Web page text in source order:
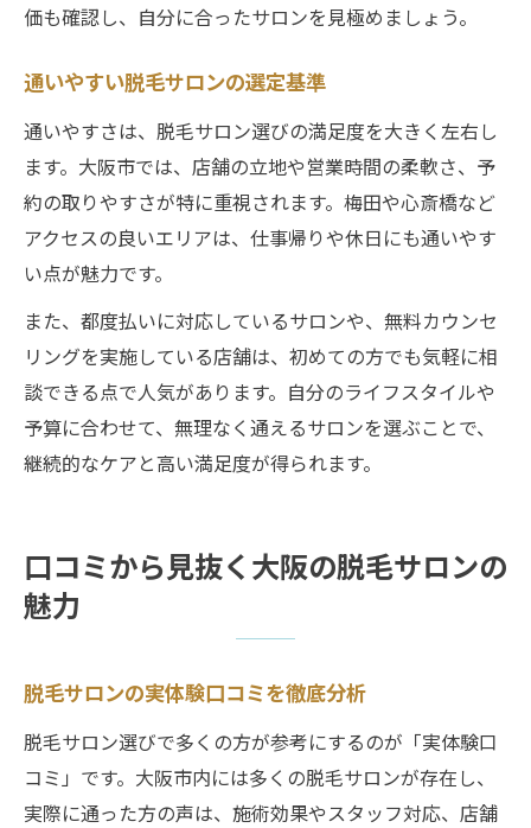
価も確認し、自分に合ったサロンを見極めましょう。
通いやすい脱毛サロンの選定基準
通いやすさは、脱毛サロン選びの満足度を大きく左右し
ます。大阪市では、店舗の立地や営業時間の柔軟さ、予
約の取りやすさが特に重視されます。梅田や心斎橋など
アクセスの良いエリアは、仕事帰りや休日にも通いやす
い点が魅力です。
また、都度払いに対応しているサロンや、無料カウンセ
リングを実施している店舗は、初めての方でも気軽に相
談できる点で人気があります。自分のライフスタイルや
予算に合わせて、無理なく通えるサロンを選ぶことで、
継続的なケアと高い満足度が得られます。
口コミから見抜く大阪の脱毛サロンの
魅力
脱毛サロンの実体験口コミを徹底分析
脱毛サロン選びで多くの方が参考にするのが「実体験口
コミ」です。大阪市内には多くの脱毛サロンが存在し、
実際に通った方の声は、施術効果やスタッフ対応、店舗